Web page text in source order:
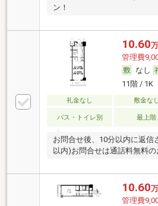
ン！
10.60
管理費
なし
11階 / 1K
礼金なし 敷金なし
バス・トイレ別 最上階
お問合せ後、10分以内に返信
以内)お問合せは通話料無料
10.60
管理費